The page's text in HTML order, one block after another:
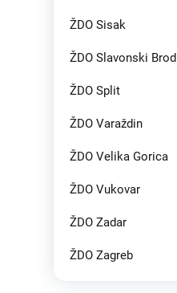
ŽDO Sisak
ŽDO Slavonski Brod
ŽDO Split
ŽDO Varaždin
ŽDO Velika Gorica
ŽDO Vukovar
ŽDO Zadar
ŽDO Zagreb